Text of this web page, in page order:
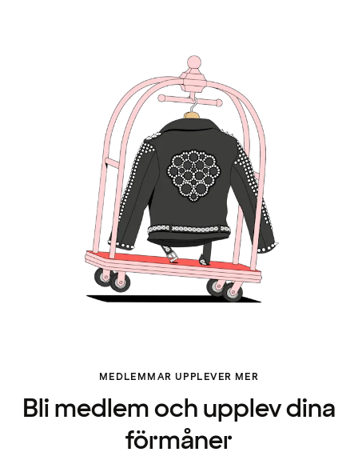
MEDLEMMAR UPPLEVER MER
Bli medlem och upplev dina
förmåner